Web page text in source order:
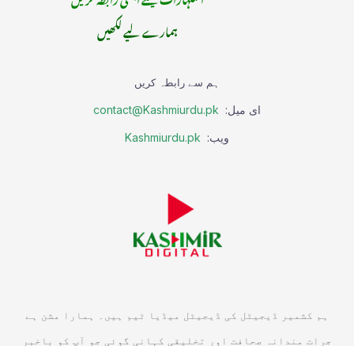
ہمارے لیے لکھیں
ہم سے رابطہ کریں
ای میل: contact@Kashmiurdu.pk
ویب: Kashmiurdu.pk
ہم کشمیر ڈیجیٹل کی ڈیجیٹل میڈیا ٹیم ہیں۔ ہمارا مشن ہے
جرات مندانہ صحافت اور تخلیقی کہانی گوئی جو آپ کو باخبر